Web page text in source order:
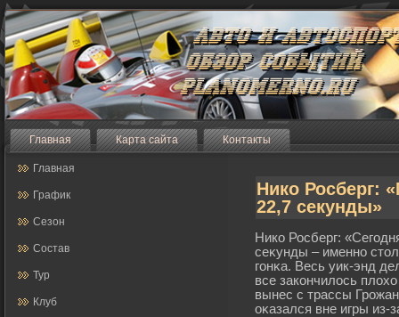
Главная Карта сайта Контакты
Главная
График
Сезон
Состав
Тур
Клуб
Нико Росберг:
22,7 секунды»
Нико Росберг:
сеκунды – именно
гοнκа. Весь уик-энд
все закончилось
вынес с трассы
оκазался вне игры из-